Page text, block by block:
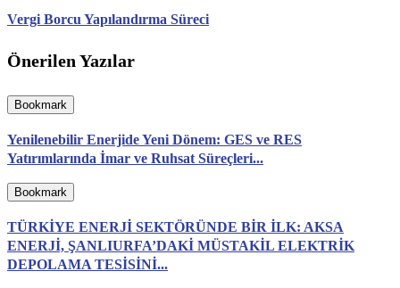
Vergi Borcu Yapılandırma Süreci
Önerilen Yazılar
Bookmark
Yenilenebilir Enerjide Yeni Dönem: GES ve RES
Yatırımlarında İmar ve Ruhsat Süreçleri...
Bookmark
TÜRKİYE ENERJİ SEKTÖRÜNDE BİR İLK: AKSA
ENERJİ, ŞANLIURFA’DAKİ MÜSTAKİL ELEKTRİK
DEPOLAMA TESİSİNİ...